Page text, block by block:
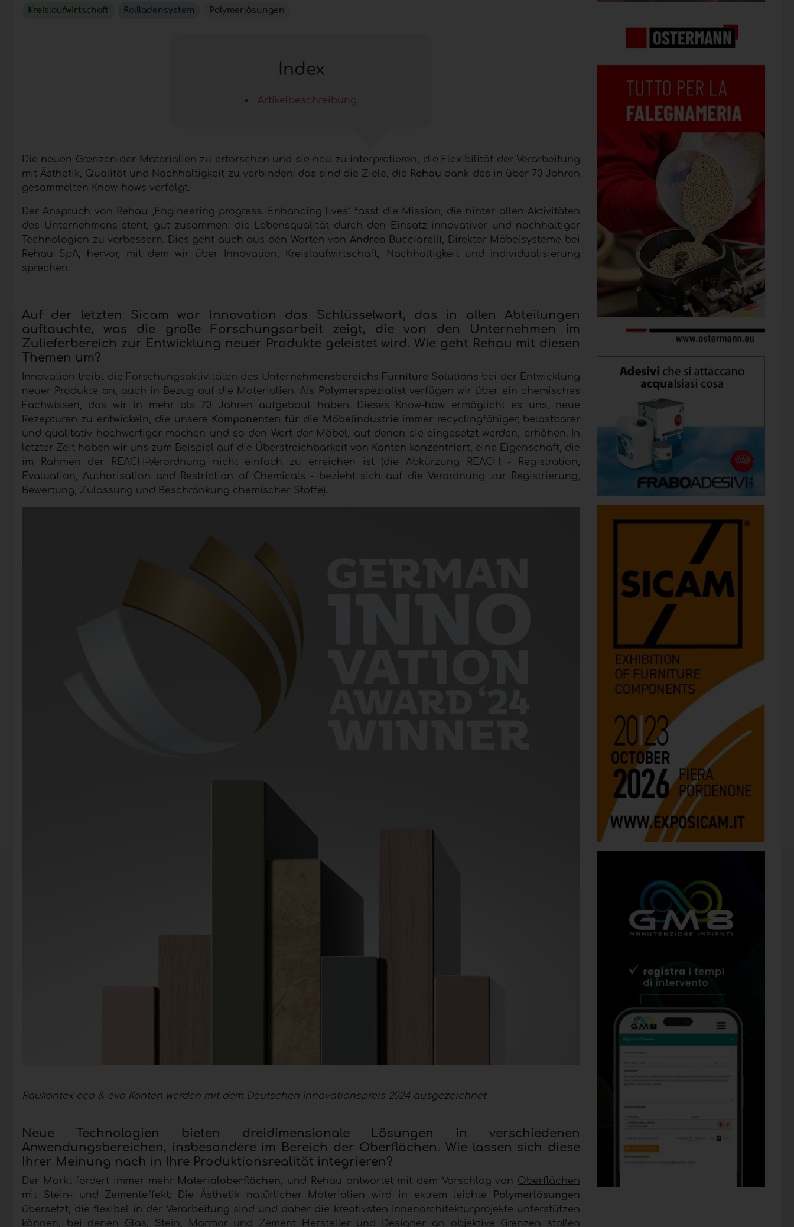
Kreislaufwirtschaft Rollladensystem Polymerlösungen
Index
Artikelbeschreibung
Die neuen Grenzen der Materialien zu erforschen und sie neu zu interpretieren, die Flexibilität der Verarbeitung
mit Ästhetik, Qualität und Nachhaltigkeit zu verbinden: das sind die Ziele, die Rehau dank des in über 70 Jahren
gesammelten Know-hows verfolgt.
Der Anspruch von Rehau „Engineering progress. Enhancing lives“ fasst die Mission, die hinter allen Aktivitäten
des Unternehmens steht, gut zusammen: die Lebensqualität durch den Einsatz innovativer und nachhaltiger
Technologien zu verbessern. Dies geht auch aus den Worten von Andrea Bucciarelli, Direktor Möbelsysteme bei
Rehau SpA, hervor, mit dem wir über Innovation, Kreislaufwirtschaft, Nachhaltigkeit und Individualisierung
sprechen.
Auf der letzten Sicam war Innovation das Schlüsselwort, das in allen Abteilungen
auftauchte, was die große Forschungsarbeit zeigt, die von den Unternehmen im
Zulieferbereich zur Entwicklung neuer Produkte geleistet wird. Wie geht Rehau mit diesen
Themen um?
Innovation treibt die Forschungsaktivitäten des Unternehmensbereichs Furniture Solutions bei der Entwicklung
neuer Produkte an, auch in Bezug auf die Materialien. Als
Polymerspezialistverfügen wir über ein chemisches
Fachwissen, das wir in mehr als 70 Jahren aufgebaut haben. Dieses Know-how ermöglicht es uns, neue
Rezepturen zu entwickeln, die unsere Komponenten für die Möbelindustrie immer recyclingfähiger, belastbarer
und qualitativ hochwertiger machen und so den Wert der Möbel, auf denen sie eingesetzt werden, erhöhen. In
letzter Zeit haben wir uns zum Beispiel auf die Überstreichbarkeit von Kanten konzentriert, eine Eigenschaft, die
im Rahmen der REACH-Verordnung nicht einfach zu erreichen ist (die Abkürzung REACH - Registration,
Evaluation, Authorisation and Restriction of Chemicals - bezieht sich auf die Verordnung zur Registrierung,
Bewertung, Zulassung und Beschränkung chemischer Stoffe).
Raukantex eco & evo Kanten werden mit dem Deutschen Innovationspreis 2024 ausgezeichnet
Neue Technologien bieten dreidimensionale Lösungen in verschiedenen
Anwendungsbereichen, insbesondere im Bereich der Oberflächen. Wie lassen sich diese
Ihrer Meinung nach in Ihre Produktionsrealität integrieren?
Der Markt fordert immer mehr Materialoberflächen, und Rehau antwortet mit dem Vorschlag von Oberflächen
mit Stein- und Zementeffekt: Die Ästhetik natürlicher Materialien wird in extrem leichte
Polymerlösungen
übersetzt, die flexibel in der Verarbeitung sind und daher die kreativsten Innenarchitekturprojekte unterstützen
können, bei denen Glas, Stein, Marmor und Zement Hersteller und Designer an objektive Grenzen stoßen